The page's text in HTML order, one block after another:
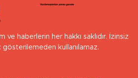
ve haberlerin her hakkı saklıdır. İzinsiz
kullanılamaz.